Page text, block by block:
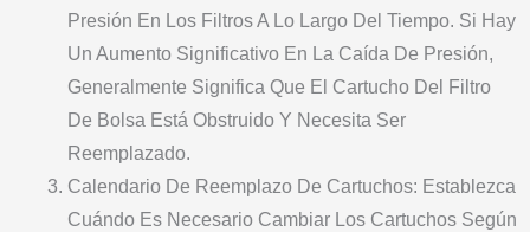
Presión En Los Filtros A Lo Largo Del Tiempo. Si Hay
Un Aumento Significativo En La Caída De Presión,
Generalmente Significa Que El Cartucho Del Filtro
De Bolsa Está Obstruido Y Necesita Ser
Reemplazado.
Calendario De Reemplazo De Cartuchos: Establezca
Cuándo Es Necesario Cambiar Los Cartuchos Según